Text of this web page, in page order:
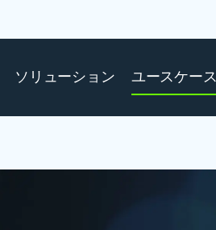
ソリューション ユースケース